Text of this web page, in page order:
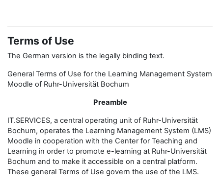
Terms of Use
The German version is the legally binding text.
General Terms of Use for the Learning Management System
Moodle of Ruhr-Universität Bochum
Preamble
IT.SERVICES, a central operating unit of Ruhr-Universität
Bochum, operates the Learning Management System (LMS)
Moodle in cooperation with the Center for Teaching and
Learning in order to promote e-learning at Ruhr-Universität
Bochum and to make it accessible on a central platform.
These general Terms of Use govern the use of the LMS.